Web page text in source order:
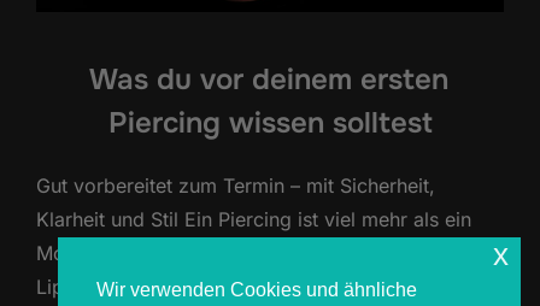
Was du vor deinem ersten
Piercing wissen solltest
Gut vorbereitet zum Termin – mit Sicherheit,
Klarheit und Stil Ein Piercing ist viel mehr als ein
Modetrend – es ist ein Statement. Ob Ohr, Nase,
Lippe oder Bauchnabel: Wer sich piercen lässt,
Wir verwenden Cookies und ähnliche
x